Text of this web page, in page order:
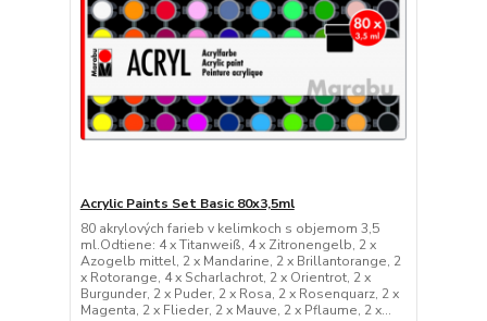
Acrylic Paints Set Basic 80x3,5ml
80 akrylových farieb v kelimkoch s objemom 3,5
ml.Odtiene: 4 x Titanweiß, 4 x Zitronengelb, 2 x
Azogelb mittel, 2 x Mandarine, 2 x Brillantorange, 2
x Rotorange, 4 x Scharlachrot, 2 x Orientrot, 2 x
Burgunder, 2 x Puder, 2 x Rosa, 2 x Rosenquarz, 2 x
Magenta, 2 x Flieder, 2 x Mauve, 2 x Pflaume, 2 x...